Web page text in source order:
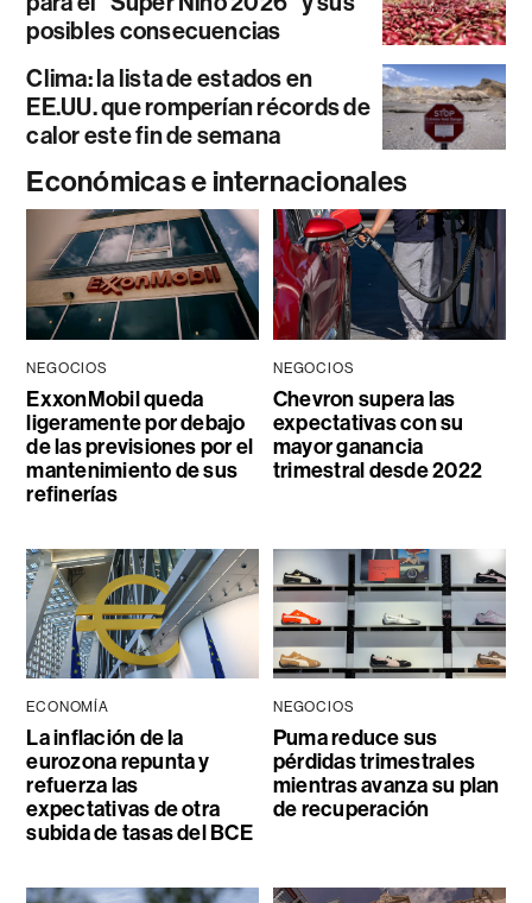
posibles consecuencias
Clima: la lista de estados en
EE.UU. que romperían récords de
calor este fin de semana
Económicas e internacionales
NEGOCIOS
ExxonMobil queda
ligeramente por debajo
de las previsiones por el
mantenimiento de sus
refinerías
NEGOCIOS
Chevron supera las
expectativas con su
mayor ganancia
trimestral desde 2022
ECONOMÍA
La inflación de la
eurozona repunta y
refuerza las
expectativas de otra
subida de tasas del BCE
NEGOCIOS
Puma reduce sus
pérdidas trimestrales
mientras avanza su plan
de recuperación